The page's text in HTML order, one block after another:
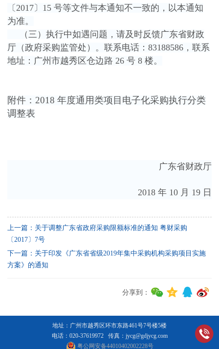
〔2017〕15 号等文件与本通知不一致的，以本通知
为准。
（三）执行中如遇问题，请及时反馈广东省财政
厅（政府采购监管处）。联系电话：83188586，联系
地址：广州市越秀区仓边路 26 号 8 楼。
附件：2018 年度通用类项目电子化采购执行分类
调整表
广东省财政厅
2018 年 10 月 19 日
上一篇：关于调整广东省政府采购限额标准的通知 粤财采购
〔2017〕7号
下一篇：关于印发《广东省省级2019年集中采购机构采购项目实施
方案》的通知
分享到：
地址：广州市越秀区环市东路461号7号楼5楼
电话：020-37619972 传真：jycg@gdjycg.com
粤公网安备44010402002228号